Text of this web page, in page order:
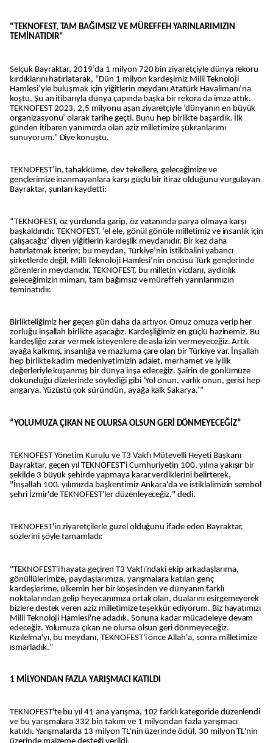
"TEKNOFEST, TAM BAĞIMSIZ VE MÜREFFEH YARINLARIMIZIN
TEMİNATIDIR"
Selçuk Bayraktar, 2019’da 1 milyon 720 bin ziyaretçiyle dünya rekoru
kırdıklarını hatırlatarak, “Dün 1 milyon kardeşimiz Milli Teknoloji
Hamlesi’yle buluşmak için yiğitlerin meydanı Atatürk Havalimanı’na
koştu. Şu an itibarıyla dünya çapında başka bir rekora da imza attık.
TEKNOFEST 2023, 2,5 milyonu aşan ziyaretçiyle ‘dünyanın en büyük
organizasyonu’ olarak tarihe geçti. Bunu hep birlikte başardık. İlk
günden itibaren yanımızda olan aziz milletimize şükranlarımı
sunuyorum.” Diye konuştu.
TEKNOFEST’in, tahakküme, dev tekellere, geleceğimize ve
gençlerimize inanmayanlara karşı güçlü bir itiraz olduğunu vurgulayan
Bayraktar, şunları kaydetti:
“TEKNOFEST, öz yurdunda garip, öz vatanında parya olmaya karşı
başkaldırıdır. TEKNOFEST, ‘el ele, gönül gönüle milletimiz ve insanlık için
çalışacağız’ diyen yiğitlerin kardeşlik meydanıdır. Bir kez daha
hatırlatmak isterim; bu meydan, Türkiye’nin istikbalini yabancı
şirketlerde değil, Milli Teknoloji Hamlesi’nin öncüsü Türk gençlerinde
görenlerin meydanıdır. TEKNOFEST, bu milletin vicdanı, aydınlık
geleceğimizin mimarı, tam bağımsız ve müreffeh yarınlarımızın
teminatıdır.
Birlikteliğimiz her geçen gün daha da artıyor. Omuz omuza verip her
zorluğu inşallah birlikte aşacağız. Kardeşliğimiz en güçlü hazinemiz. Bu
kardeşliğe zarar vermek isteyenlere de asla izin vermeyeceğiz. Artık
ayağa kalkmış, insanlığa ve mazluma çare olan bir Türkiye var. İnşallah
hep birlikte kadim medeniyetimizin adalet, merhamet ve iyilik
değerleriyle kuşanmış bir dünya inşa edeceğiz. Şairin de gönlümüze
dokunduğu dizelerinde söylediği gibi ‘Yol onun, varlık onun, gerisi hep
angarya. Yüzüstü çok süründün, ayağa kalk Sakarya.’”
“YOLUMUZA ÇIKAN NE OLURSA OLSUN GERİ DÖNMEYECEĞİZ”
TEKNOFEST Yönetim Kurulu ve T3 Vakfı Mütevelli Heyeti Başkanı
Bayraktar, geçen yıl TEKNOFEST'i Cumhuriyetin 100. yılına yakışır bir
şekilde 3 büyük şehirde yapmaya karar verdiklerini belirterek,
"İnşallah 100. yılımızda başkentimiz Ankara'da ve istiklalimizin sembol
şehri İzmir'de TEKNOFEST'ler düzenleyeceğiz." dedi.
TEKNOFEST'in ziyaretçilerle güzel olduğunu ifade eden Bayraktar,
sözlerini şöyle tamamladı:
"TEKNOFEST'i hayata geçiren T3 Vakfı'ndaki ekip arkadaşlarıma,
gönüllülerimize, paydaşlarımıza, yarışmalara katılan genç
kardeşlerime, ülkemin her bir köşesinden ve dünyanın farklı
noktalarından gelip heyecanımıza ortak olan, dualarını esirgemeyerek
bizlere destek veren aziz milletimize teşekkür ediyorum. Biz hayatımızı
Milli Teknoloji Hamlesi'ne adadık. Sonuna kadar mücadeleye devam
edeceğiz. Yolumuza çıkan ne olursa olsun geri dönmeyeceğiz.
Kızılelma'yı, bu meydanı, TEKNOFEST'i önce Allah'a, sonra milletimize
ısmarladık."
1 MİLYONDAN FAZLA YARIŞMACI KATILDI
TEKNOFEST'te bu yıl 41 ana yarışma, 102 farklı kategoride düzenlendi
ve bu yarışmalara 332 bin takım ve 1 milyondan fazla yarışmacı
katıldı. Yarışmalarda 13 milyon TL'nin üzerinde ödül, 30 milyon TL'nin